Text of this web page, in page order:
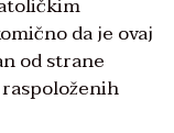
da je ovaj
od strane